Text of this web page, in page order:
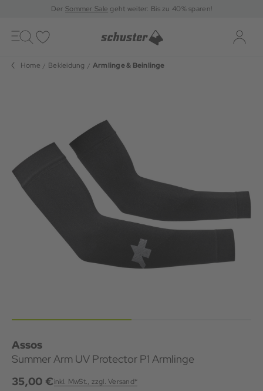
DerSommer Sale geht weiter: Bis zu 40% sparen!
Toggle
navigation
Home Bekleidung Armlinge & Beinlinge
Assos
Summer Arm UV Protector P1 Armlinge
35,00 €inkl. MwSt., zzgl. Versand*